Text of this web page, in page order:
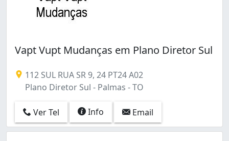
Vapt Vupt Mudanças em Plano Diretor Sul
112 SUL RUA SR 9, 24 PT24 A02
Plano Diretor Sul - Palmas - TO
Ver Tel Info Email